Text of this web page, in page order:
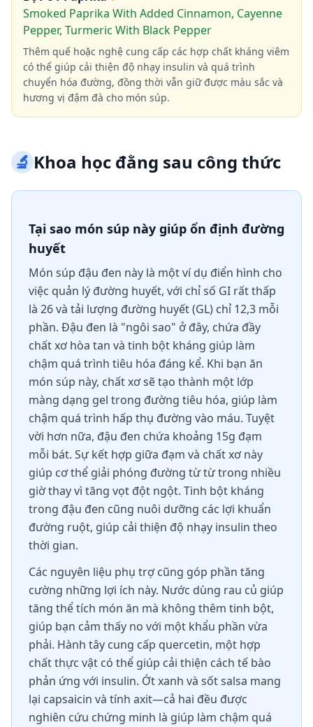
Smoked Paprika With Added Cinnamon, Cayenne
Pepper, Turmeric With Black Pepper
Thêm quế hoặc nghệ cung cấp các hợp chất kháng viêm
có thể giúp cải thiện độ nhạy insulin và quá trình
chuyển hóa đường, đồng thời vẫn giữ được màu sắc và
hương vị đậm đà cho món súp.
🔬Khoa học đằng sau công thức
Tại sao món súp này giúp ổn định đường
huyết
Món súp đậu đen này là một ví dụ điển hình cho
việc quản lý đường huyết, với chỉ số GI rất thấp
là 26 và tải lượng đường huyết (GL) chỉ 12,3 mỗi
phần. Đậu đen là "ngôi sao" ở đây, chứa đầy
chất xơ hòa tan và tinh bột kháng giúp làm
chậm quá trình tiêu hóa đáng kể. Khi bạn ăn
món súp này, chất xơ sẽ tạo thành một lớp
màng dạng gel trong đường tiêu hóa, giúp làm
chậm quá trình hấp thụ đường vào máu. Tuyệt
vời hơn nữa, đậu đen chứa khoảng 15g đạm
mỗi bát. Sự kết hợp giữa đạm và chất xơ này
giúp cơ thể giải phóng đường từ từ trong nhiều
giờ thay vì tăng vọt đột ngột. Tinh bột kháng
trong đậu đen cũng nuôi dưỡng các lợi khuẩn
đường ruột, giúp cải thiện độ nhạy insulin theo
thời gian.
Các nguyên liệu phụ trợ cũng góp phần tăng
cường những lợi ích này. Nước dùng rau củ giúp
tăng thể tích món ăn mà không thêm tinh bột,
giúp bạn cảm thấy no với một khẩu phần vừa
phải. Hành tây cung cấp quercetin, một hợp
chất thực vật có thể giúp cải thiện cách tế bào
phản ứng với insulin. Ớt xanh và sốt salsa mang
lại capsaicin và tính axit—cả hai đều được
nghiên cứu chứng minh là giúp làm chậm quá